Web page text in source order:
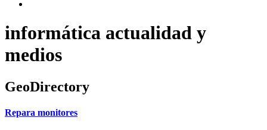
informática actualidad y
medios
GeoDirectory
Repara monitores